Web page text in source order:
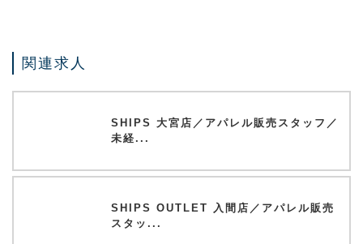
関連求人
SHIPS 大宮店／アパレル販売スタッフ／
未経...
SHIPS OUTLET 入間店／アパレル販売
スタッ...